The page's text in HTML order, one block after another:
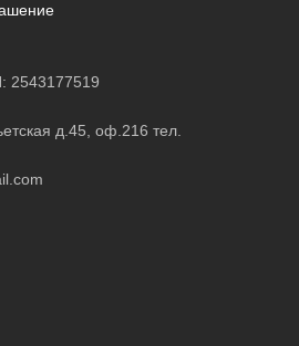
2543177519
д.45, оф.216 тел.